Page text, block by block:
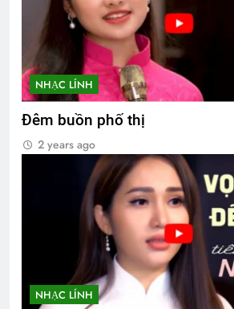
NHẠC LÍNH
Đêm buồn phố thị
2 years ago
NHẠC LÍNH